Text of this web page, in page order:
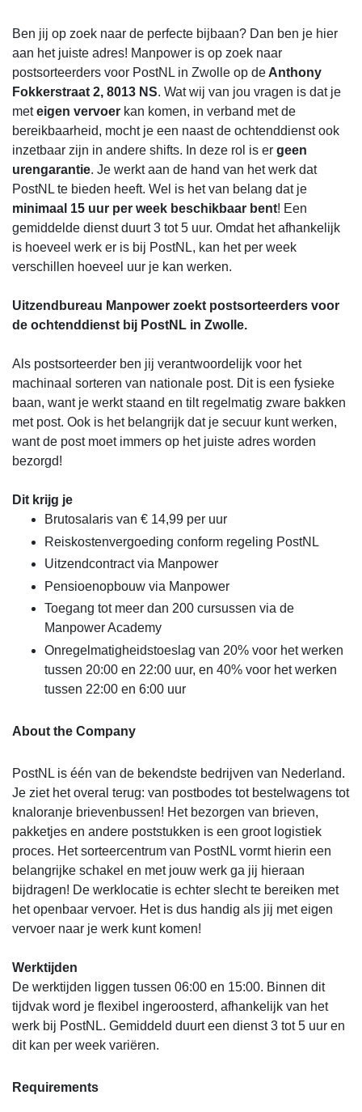
Ben jij op zoek naar de perfecte bijbaan? Dan ben je hier
aan het juiste adres! Manpower is op zoek naar
postsorteerders voor PostNL in Zwolle op deAnthony
Fokkerstraat 2, 8013 NS. Wat wij van jou vragen is dat je
meteigen vervoer kan komen, in verband met de
bereikbaarheid, mocht je een naast de ochtenddienst ook
inzetbaar zijn in andere shifts. In deze rol is er geen
urengarantie. Je werkt aan de hand van het werk dat
PostNL te bieden heeft. Wel is het van belang dat je
minimaal 15 uur per week beschikbaar bent! Een
gemiddelde dienst duurt 3 tot 5 uur. Omdat het afhankelijk
is hoeveel werk er is bij PostNL, kan het per week
verschillen hoeveel uur je kan werken.
Uitzendbureau Manpower zoekt postsorteerders voor
de ochtenddienst bij PostNL in Zwolle.
Als postsorteerder ben jij verantwoordelijk voor het
machinaal sorteren van nationale post. Dit is een fysieke
baan, want je werkt staand en tilt regelmatig zware bakken
met post. Ook is het belangrijk dat je secuur kunt werken,
want de post moet immers op het juiste adres worden
bezorgd!
Dit krijg je
Brutosalaris van € 14,99 per uur
Reiskostenvergoeding conform regeling PostNL
Uitzendcontract via Manpower
Pensioenopbouw via Manpower
Toegang tot meer dan 200 cursussen via de
Manpower Academy
Onregelmatigheidstoeslag van 20% voor het werken
tussen 20:00 en 22:00 uur, en 40% voor het werken
tussen 22:00 en 6:00 uur
About the Company
PostNL is één van de bekendste bedrijven van Nederland.
Je ziet het overal terug: van postbodes tot bestelwagens tot
knaloranje brievenbussen! Het bezorgen van brieven,
pakketjes en andere poststukken is een groot logistiek
proces. Het sorteercentrum van PostNL vormt hierin een
belangrijke schakel en met jouw werk ga jij hieraan
bijdragen! De werklocatie is echter slecht te bereiken met
het openbaar vervoer. Het is dus handig als jij met eigen
vervoer naar je werk kunt komen!
Werktijden
De werktijden liggen tussen 06:00 en 15:00. Binnen dit
tijdvak word je flexibel ingeroosterd, afhankelijk van het
werk bij PostNL. Gemiddeld duurt een dienst 3 tot 5 uur en
dit kan per week variëren.
Requirements